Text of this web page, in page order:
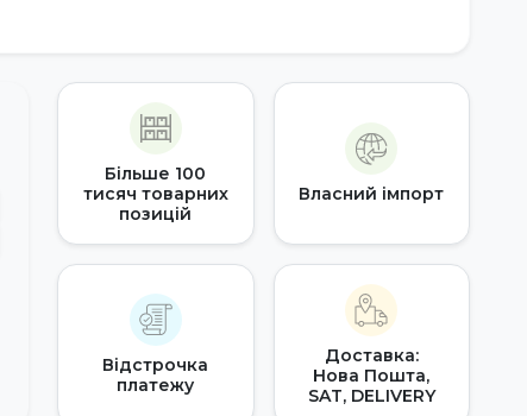
Більше 100
тисяч товарних
позицій
Власний імпорт
Відстрочка
платежу
Доставка:
Нова Пошта,
SAT, DELIVERY